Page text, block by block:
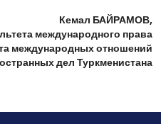
Кемал БАЙРАМОВ,
международного права
международных отношений
дел Туркменистана